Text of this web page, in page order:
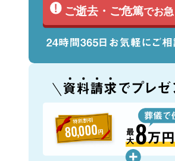
ご逝去・ご危篤でお